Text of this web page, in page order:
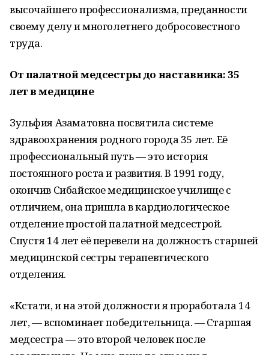
высочайшего профессионализма, преданности
своему делу и многолетнего добросовестного
труда.
От палатной медсестры до наставника: 35
лет в медицине
Зульфия Азаматовна посвятила системе
здравоохранения родного города 35 лет. Её
профессиональный путь — это история
постоянного роста и развития. В 1991 году,
окончив Сибайское медицинское училище с
отличием, она пришла в кардиологическое
отделение простой палатной медсестрой.
Спустя 14 лет её перевели на должность старшей
медицинской сестры терапевтического
отделения.
«Кстати, и на этой должности я проработала 14
лет, — вспоминает победительница. — Старшая
медсестра — это второй человек после